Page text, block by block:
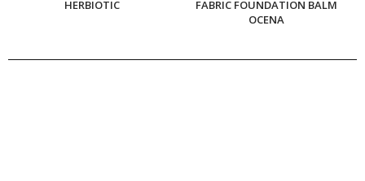
HERBIOTIC
FABRIC FOUNDATION BALM
OCENA